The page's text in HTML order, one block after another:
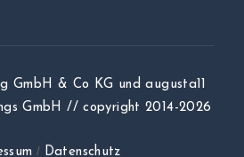
GmbH & Co KG und augusta11
GmbH // copyright 2014-2026
/ Datenschutz